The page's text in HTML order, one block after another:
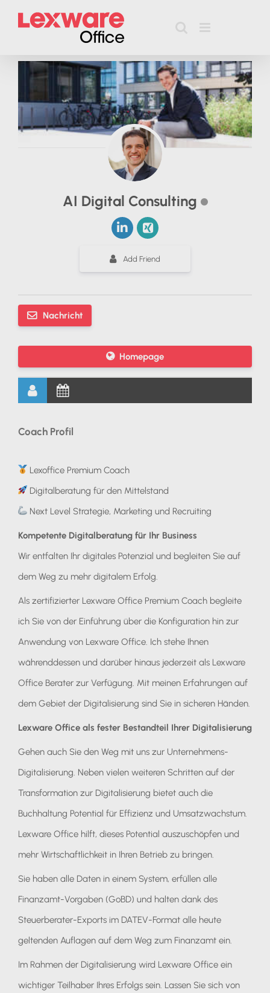
Zum
Inhalt
AI Digital Consulting
Add Friend
Nachricht
Homepage
Coach Profil
Lexoffice Premium Coach
Digitalberatung für den Mittelstand
Next Level Strategie, Marketing und Recruiting
Kompetente Digitalberatung für Ihr Business
Wir entfalten Ihr digitales Potenzial und begleiten Sie auf
dem Weg zu mehr digitalem Erfolg.
Als zertifizierter Lexware Office Premium Coach begleite
ich Sie von der Einführung über die Konfiguration hin zur
Anwendung von Lexware Office. Ich stehe Ihnen
währenddessen und darüber hinaus jederzeit als Lexware
Office Berater zur Verfügung. Mit meinen Erfahrungen auf
dem Gebiet der Digitalisierung sind Sie in sicheren Händen.
Lexware Office als fester Bestandteil Ihrer Digitalisierung
Gehen auch Sie den Weg mit uns zur Unternehmens-
Digitalisierung. Neben vielen weiteren Schritten auf der
Transformation zur Digitalisierung bietet auch die
Buchhaltung Potential für Effizienz und Umsatzwachstum.
Lexware Office hilft, dieses Potential auszuschöpfen und
mehr Wirtschaftlichkeit in Ihren Betrieb zu bringen.
Sie haben alle Daten in einem System, erfüllen alle
Finanzamt-Vorgaben (GoBD) und halten dank des
Steuerberater-Exports im DATEV-Format alle heute
geltenden Auflagen auf dem Weg zum Finanzamt ein.
Im Rahmen der Digitalisierung wird Lexware Office ein
wichtiger Teilhaber Ihres Erfolgs sein. Lassen Sie sich von